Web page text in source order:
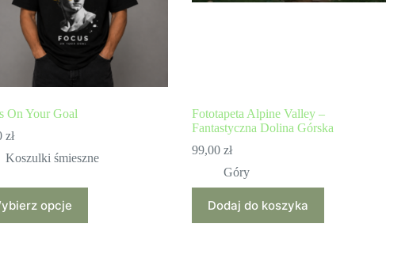
On Your Goal
zł
Koszulki śmieszne
opcje
Fototapeta Alpine Valley –
Fantastyczna Dolina Górska
99,00 zł
Góry
Dodaj do koszyka